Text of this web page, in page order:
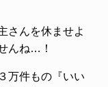
さんを休ませよ
んね…！
万件もの『いい